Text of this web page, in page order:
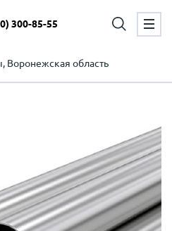
Воронежская область
300-85-55